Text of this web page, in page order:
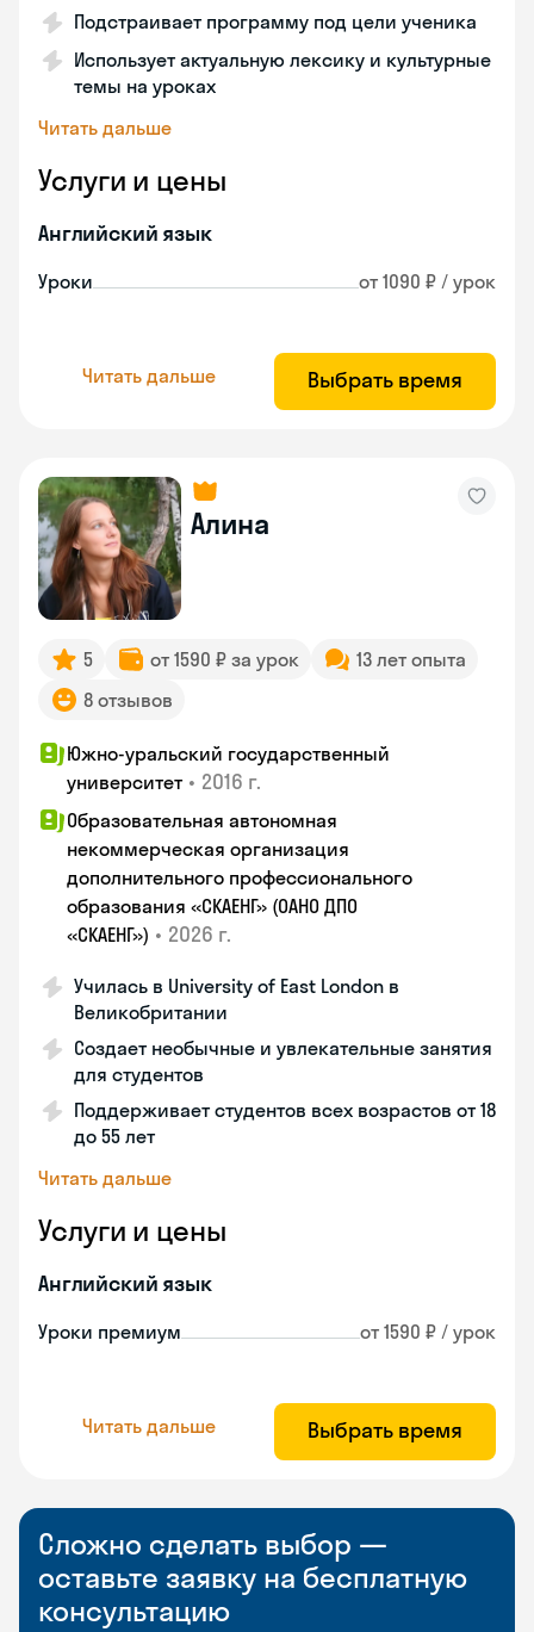
Подстраивает программу под цели ученика
Использует актуальную лексику и культурные
темы на уроках
Читать дальше
Услуги и цены
Английский язык
Уроки от 1090 ₽ / урок
Читать дальше Выбрать время
Алина
5 от 1590 ₽ за урок
13 лет опыта
8 отзывов
Южно-уральский государственный
университет • 2016 г.
Образовательная автономная
некоммерческая организация
дополнительного профессионального
образования «СКАЕНГ» (ОАНО ДПО
«СКАЕНГ») • 2026 г.
Училась в University of East London в
Великобритании
Создает необычные и увлекательные занятия
для студентов
Поддерживает студентов всех возрастов от 18
до 55 лет
Читать дальше
Услуги и цены
Английский язык
Уроки премиум от 1590 ₽ / урок
Читать дальше Выбрать время
Сложно сделать выбор —
оставьте заявку на бесплатную
консультацию